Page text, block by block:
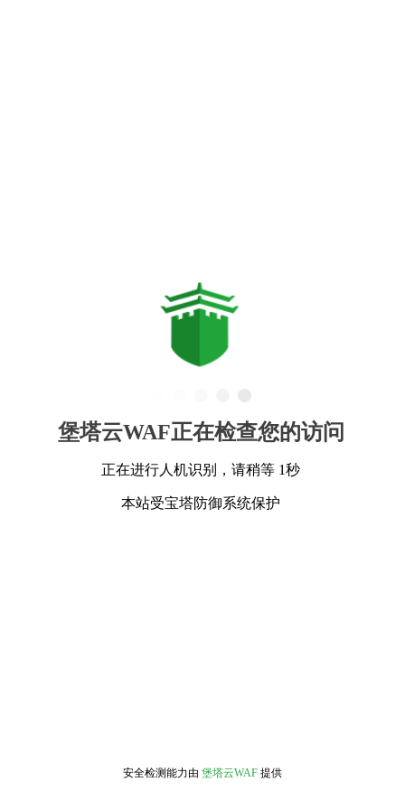
堡塔云WAF正在检查您的访问
正在进行人机识别，请稍等 1秒
本站受宝塔防御系统保护
安全检测能力由 堡塔云WAF 提供